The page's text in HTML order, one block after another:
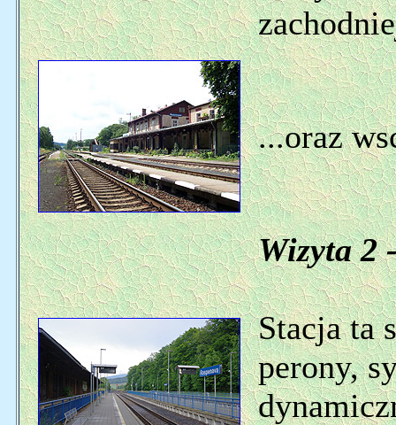
...oraz
Wizyta 2
Stacja ta
perony,